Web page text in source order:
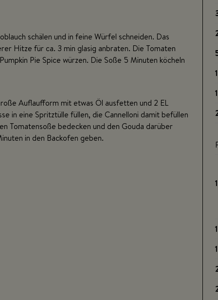
1
1
schälen und in feine Würfel schneiden. Das
Hitze für ca. 3 min glasig anbraten. Die Tomaten
Pie Spice würzen. Die Soße 5 Minuten köcheln
Auflaufform mit etwas Öl ausfetten und 2 EL
in eine Spritztülle füllen, die Cannelloni damit befüllen
Tomatensoße bedecken und den Gouda darüber
in den Backofen geben.